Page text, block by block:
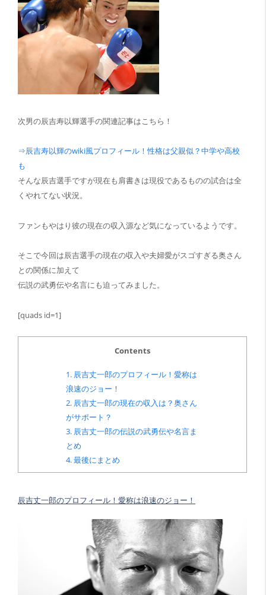
次男の辰吉寿以輝選手の関連記事はこちら！
⇒辰吉寿以輝のwiki風プロフィール！性格は父親似？中学や高校
も
そんな辰吉選手ですが現在も肩書きは現役であるものの試合は全
くやれてない状況。
ファンもやはり彼の現在の収入源など気になっているようです。
そこで今回は辰吉選手の現在の収入や夫婦愛がスゴすぎる奥さん
との関係に加えて
伝説の武勇伝や名言にも迫ってみました。
[quads id=1]
Contents
1. 辰吉丈一郎のプロフィール！愛称は
浪速のジョー！
2. 辰吉丈一郎の現在の収入は？奥さん
がサポート？
3. 辰吉丈一郎の伝説の武勇伝や名言ま
とめ
4.最後にまとめ
辰吉丈一郎のプロフィール！愛称は浪速のジョー！